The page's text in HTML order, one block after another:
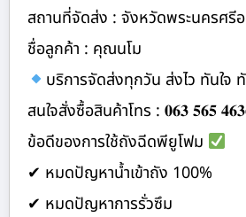
สถานที่จัดส่ง : จังหวัดพระนครศรี
ชื่อลูกค้า : คุณนโม
บริการจัดส่งทุกวัน ส่งไว ทันใจ
สนใจสั่งซื้อสินค้าโทร : 𝟎𝟔𝟑 𝟓𝟔𝟓
ข้อดีของการใช้ถังฉีดพียูโฟม
✔ หมดปัญหาน้ำเข้าถัง 100%
✔ หมดปัญหาการรั่วซึม